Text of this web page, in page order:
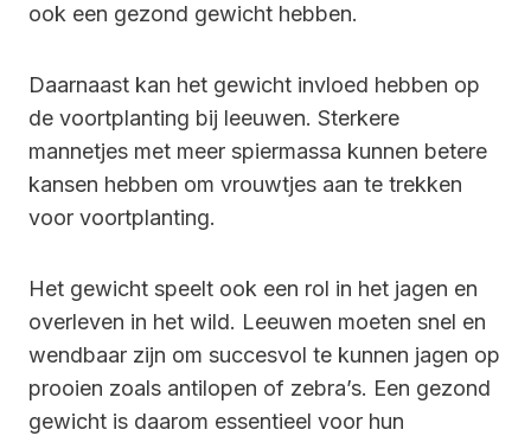
ook een gezond gewicht hebben.
Daarnaast kan het gewicht invloed hebben op
de voortplanting bij leeuwen. Sterkere
mannetjes met meer spiermassa kunnen betere
kansen hebben om vrouwtjes aan te trekken
voor voortplanting.
Het gewicht speelt ook een rol in het jagen en
overleven in het wild. Leeuwen moeten snel en
wendbaar zijn om succesvol te kunnen jagen op
prooien zoals antilopen of zebra’s. Een gezond
gewicht is daarom essentieel voor hun